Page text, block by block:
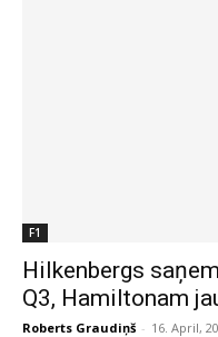
F1
Hilkenbergs
Q3, Hamiltonam
Roberts Graudiņš - 16. April,